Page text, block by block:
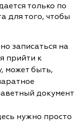
только по
для того, чтобы
записаться на
прийти к
может быть,
документ
нужно просто